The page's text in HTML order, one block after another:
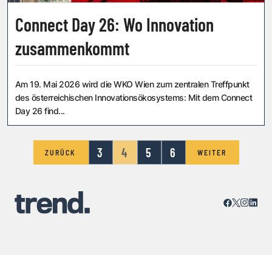
Connect Day 26: Wo Innovation
zusammenkommt
Am 19. Mai 2026 wird die WKO Wien zum zentralen Treffpunkt
des österreichischen Innovationsökosystems: Mit dem Connect
Day 26 find...
ZURÜCK 3 4 5 6 WEITER